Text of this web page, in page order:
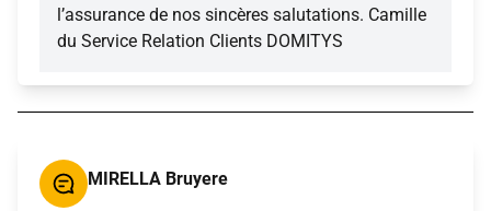
l’assurance de nos sincères salutations. Camille
du Service Relation Clients DOMITYS
MIRELLA Bruyere